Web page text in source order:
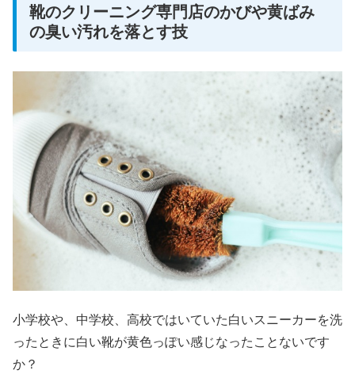
靴のクリーニング専門店のかびや黄ばみ
の臭い汚れを落とす技
小学校や、中学校、高校ではいていた白いスニーカーを洗
ったときに白い靴が黄色っぽい感じなったことないです
か？